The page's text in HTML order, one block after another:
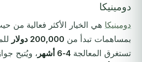
دومينيكا
دومينيكا هي الخيار الأكثر فعالية من
بمساهمات تبدأ من 200,000 دولار
تستغرق المعالجة 4-6 أشهر ، ويُتيح